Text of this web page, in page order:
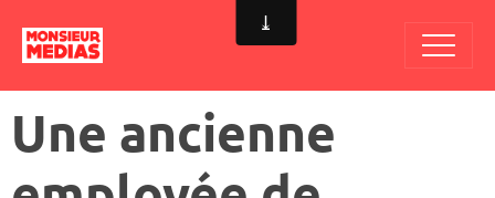
Une ancienne